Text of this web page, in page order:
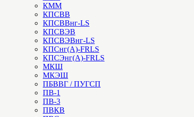
КММ
КПСВВ
КПСВВнг-LS
КПСВЭВ
КПСВЭВнг-LS
КПСнг(А)-FRLS
КПСЭнг(А)-FRLS
МКШ
МКЭШ
ПБВВГ / ПУГСП
ПВ-1
ПВ-3
ПВКВ